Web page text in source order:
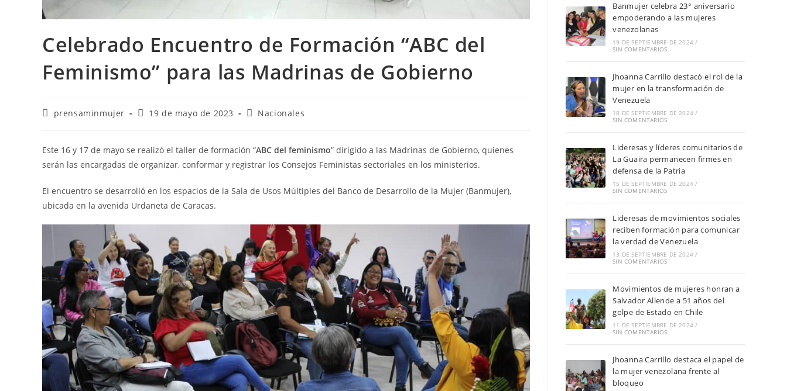
Celebrado Encuentro de Formación “ABC del
Feminismo” para las Madrinas de Gobierno
prensaminmujer 19 de mayo de 2023 Nacionales
Este 16 y 17 de mayo se realizó el taller de formación “ABC del feminismo” dirigido a las Madrinas de Gobierno, quienes
serán las encargadas de organizar, conformar y registrar los Consejos Feministas sectoriales en los ministerios.
El encuentro se desarrolló en los espacios de la Sala de Usos Múltiples del Banco de Desarrollo de la Mujer (Banmujer),
ubicada en la avenida Urdaneta de Caracas.
Banmujer celebra 23° aniversario
empoderando a las mujeres
venezolanas
19 DE SEPTIEMBRE DE 2024 /
SIN COMENTARIOS
Jhoanna Carrillo destacó el rol de la
mujer en la transformación de
Venezuela
18 DE SEPTIEMBRE DE 2024 /
SIN COMENTARIOS
Lideresas y líderes comunitarios de
La Guaira permanecen firmes en
defensa de la Patria
15 DE SEPTIEMBRE DE 2024 /
SIN COMENTARIOS
Lideresas de movimientos sociales
reciben formación para comunicar
la verdad de Venezuela
13 DE SEPTIEMBRE DE 2024 /
SIN COMENTARIOS
Movimientos de mujeres honran a
Salvador Allende a 51 años del
golpe de Estado en Chile
11 DE SEPTIEMBRE DE 2024 /
SIN COMENTARIOS
Jhoanna Carrillo destaca el papel de
la mujer venezolana frente al
bloqueo